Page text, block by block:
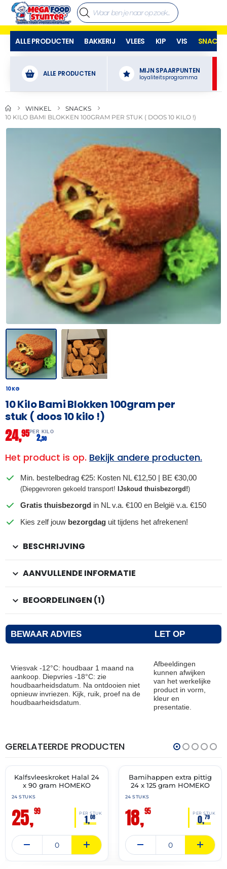
ALLE PRODUCTEN BAKKERIJ VLEES KIP VIS SNACKS
ALLE PRODUCTEN MIJN SPAARPUNTEN
loyaliteitsprogramma
WINKEL
SNACKS
10 KILO BAMI BLOKKEN 100GRAM PER STUK ( DOOS 10 KILO !)
10 KG
10 Kilo Bami Blokken 100gram per
stuk ( doos 10 kilo !)
24,95PER KILO
2,50
Het product is op. Bekijk andere producten.
Min. bestelbedrag €25: Kosten NL €12,50 | BE €30,00
(Diepgevroren gekoeld transport! IJskoud thuisbezorgd!)
Gratis thuisbezorgd in NL v.a. €100 en België v.a. €150
Kies zelf jouw bezorgdag uit tijdens het afrekenen!
BESCHRIJVING
AANVULLENDE INFORMATIE
BEOORDELINGEN (1)
BEWAAR ADVIES LET OP
Vriesvak -12°C: houdbaar 1 maand na
aankoop. Diepvries -18°C: zie
houdbaarheidsdatum. Na ontdooien niet
opnieuw invriezen. Kijk, ruik, proef na de
houdbaarheidsdatum.
Afbeeldingen
kunnen afwijken
van het werkelijke
product in vorm,
kleur en
presentatie.
GERELATEERDE PRODUCTEN
✓ VAST ASSORTIMENT
THT:
15-
Kalfsvleeskroket Halal 24
x 90 gram HOMEKO
24 STUKS
25,99 PER STUK
1,08
✓ VAST ASSORTIMENT
Bamihappen extra pittig
24 x 125 gram HOMEKO
24 STUKS
18,95 PER STUK
0,79